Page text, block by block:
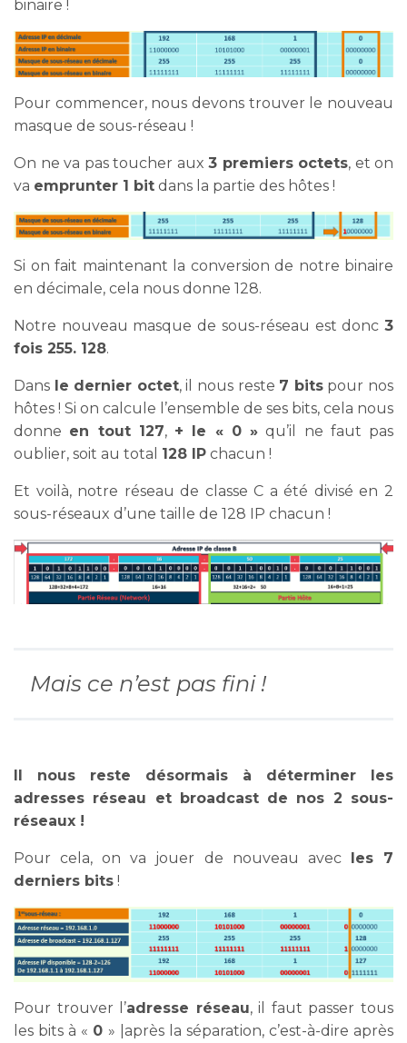
binaire !
Pour commencer, nous devons trouver le nouveau
masque de sous-réseau !
On ne va pas toucher aux 3 premiers octets, et on
va emprunter 1 bit dans la partie des hôtes !
Si on fait maintenant la conversion de notre binaire
en décimale, cela nous donne 128.
Notre nouveau masque de sous-réseau est donc 3
fois 255. 128.
Dans le dernier octet, il nous reste 7 bitspour nos
hôtes ! Si on calcule l’ensemble de ses bits, cela nous
donne en tout 127, + le « 0 » qu’il ne faut pas
oublier, soit au total 128 IP chacun !
Et voilà, notre réseau de classe C a été divisé en 2
sous-réseaux d’une taille de 128 IP chacun !
Mais ce n’est pas fini !
Il nous reste désormais à déterminer les
adresses réseau et broadcast de nos 2 sous-
réseaux !
Pour cela, on va jouer de nouveau avec les 7
derniers bits !
Pour trouver l’adresse réseau, il faut passer tous
les bits à « 0 » |après la séparation, c’est-à-dire après